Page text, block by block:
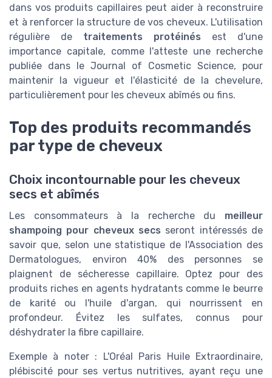
dans vos produits capillaires peut aider à reconstruire
et à renforcer la structure de vos cheveux. L'utilisation
régulière de traitements protéinés est d'une
importance capitale, comme l'atteste une recherche
publiée dans le Journal of Cosmetic Science, pour
maintenir la vigueur et l'élasticité de la chevelure,
particulièrement pour les cheveux abîmés ou fins.
Top des produits recommandés
par type de cheveux
Choix incontournable pour les cheveux
secs et abîmés
Les consommateurs à la recherche du meilleur
shampoing pour cheveux secs seront intéressés de
savoir que, selon une statistique de l'Association des
Dermatologues, environ 40% des personnes se
plaignent de sécheresse capillaire. Optez pour des
produits riches en agents hydratants comme le beurre
de karité ou l'huile d'argan, qui nourrissent en
profondeur. Évitez les sulfates, connus pour
déshydrater la fibre capillaire.
Exemple à noter : L'Oréal Paris Huile Extraordinaire,
plébiscité pour ses vertus nutritives, ayant reçu une